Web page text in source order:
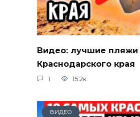
Видео: лучшие пляжи
Краснодарского края
1 15.2к.
ВИДЕО